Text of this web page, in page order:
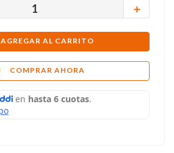
＋
AGREGAR AL CARRITO
COMPRAR AHORA